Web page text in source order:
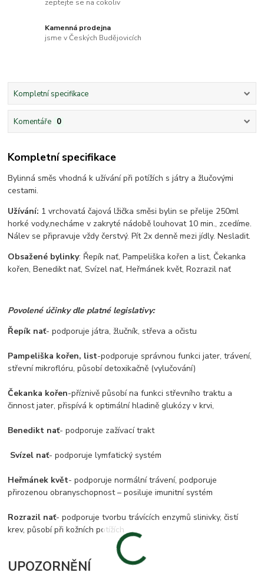
zeptejte se na cokoliv
Kamenná prodejna
jsme v Českých Budějovicích
Kompletní specifikace
Komentáře 0
Kompletní specifikace
Bylinná směs vhodná k užívání při potížích s játry a žlučovými
cestami.
Užívání: 1 vrchovatá čajová lžička směsi bylin se přelije 250ml
horké vody,necháme v zakryté nádobě louhovat 10 min., zcedíme.
Nálev se připravuje vždy čerstvý. Pít 2x denně mezi jídly. Nesladit.
Obsažené bylinky: Řepík nať, Pampeliška kořen a list, Čekanka
kořen, Benedikt nať, Svízel nať, Heřmánek květ, Rozrazil nať
Povolené účinky dle platné legislativy:
Řepík nať- podporuje játra, žlučník, střeva a očistu
Pampeliška kořen, list-podporuje správnou funkci jater, trávení,
střevní mikroflóru, působí detoxikačně (vylučování)
Čekanka kořen-příznivě působí na funkci střevního traktu a
činnost jater, přispívá k optimální hladině glukózy v krvi,
Benedikt nať- podporuje zažívací trakt
Svízel nať- podporuje lymfatický systém
Heřmánek květ- podporuje normální trávení, podporuje
přirozenou obranyschopnost – posiluje imunitní systém
Rozrazil nať- podporuje tvorbu trávících enzymů slinivky, čistí
krev, působí při kožních potížích
UPOZORNĚNÍ